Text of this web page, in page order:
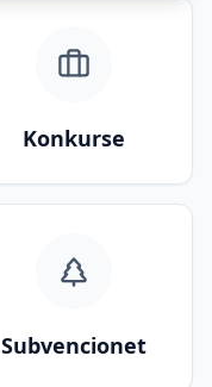
Konkurse
Subvencionet